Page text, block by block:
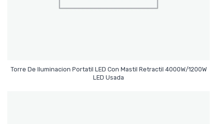
Torre De Iluminacion Portatil LED Con Mastil Retractil 4000W/1200W
LED Usada
Leer Más